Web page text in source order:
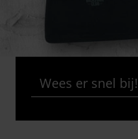
Wees er snel bij!